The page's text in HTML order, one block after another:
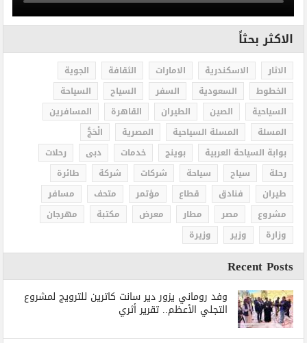
الاكثر بحثاً
الاثار الاسكندرية الامارات الثقافة
الجوية
الخطوط
السعودية السفر السياح
السياحة
السياحية
الصين الطيران القاهرة
المسافرين
المسلة
المسلة السياحية المصرية
الْحَجُّ
بوابة السياحة العربية
بوينج خدمات دبى
رحلات
رحلة
سياح سياحة شركات شركة
طائرة
طيران
فنادق قطاع مؤتمر متحف
مسافر
مشروع
مصر مطار معرض مكتبة
مهرجان
وزارة
وزير وزيرة
Recent Posts
وفد روماني يزور دير سانت كاترين للترويج لمشروع
التجلي الأعظم.. تقرير أثري